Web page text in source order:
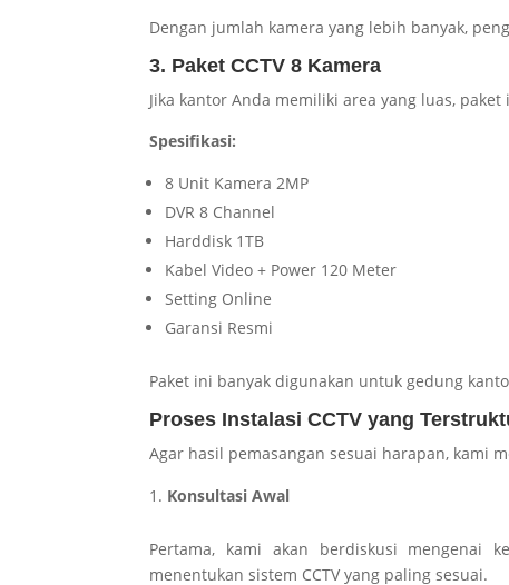
Dengan jumlah kamera yang lebih banyak,
3. Paket CCTV 8 Kamera
Jika kantor Anda memiliki area yang luas,
Spesifikasi:
8 Unit Kamera 2MP
DVR 8 Channel
Harddisk 1TB
Kabel Video + Power 120 Meter
Setting Online
Garansi Resmi
Paket ini banyak digunakan untuk gedung
Proses Instalasi CCTV yang
Agar hasil pemasangan sesuai harapan, kami
Konsultasi Awal
Pertama, kami akan berdiskusi mengenai
menentukan sistem CCTV yang paling sesuai.